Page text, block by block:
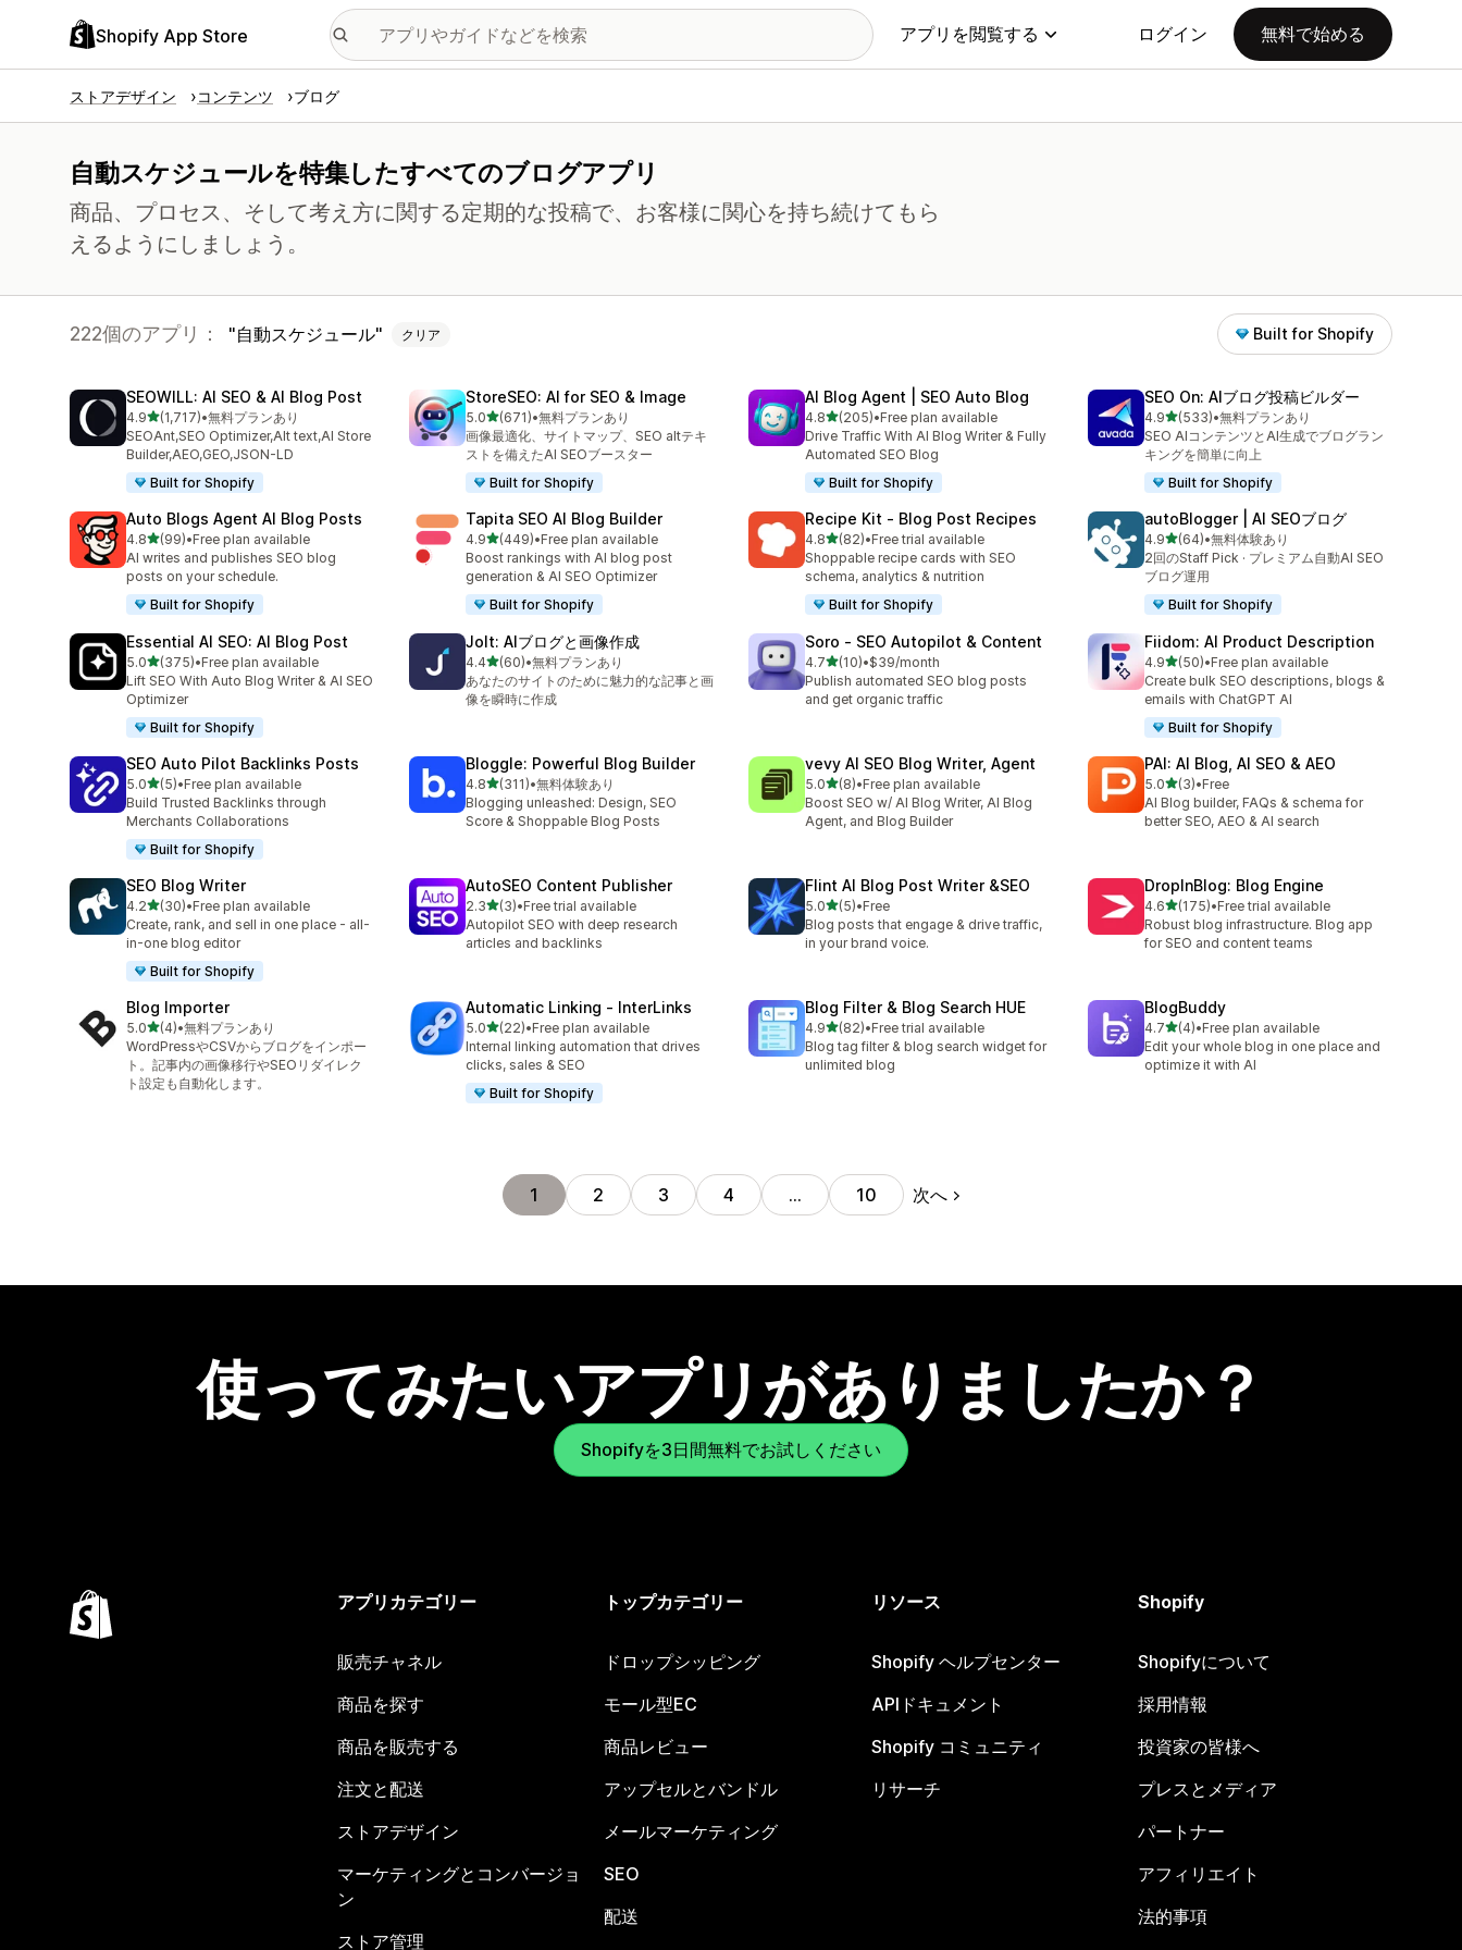
Shopify App Store アプリを閲覧する ログイン 無料で始める
ストアデザイン コンテンツ ブログ
自動スケジュールを特集したすべてのブログアプリ
商品、プロセス、そして考え方に関する定期的な投稿で、お客様に関心を持ち続けてもら
えるようにしましょう。
222個のアプリ： 自動スケジュール クリア Built for Shopify
SEOWILL: AI SEO & AI Blog Post
4.95つ星中
(1,717)
合計レビュー数：1717件
•無料プランあり
SEOAnt,SEO Optimizer,Alt text,AI Store
Builder,AEO,GEO,JSON-LD
Built for Shopify
StoreSEO: AI for SEO & Image
5.05つ星中
(671)
合計レビュー数：671件
•無料プランあり
画像最適化、サイトマップ、SEO altテキ
ストを備えたAI SEOブースター
Built for Shopify
AI Blog Agent | SEO Auto Blog
4.85つ星中
(205)
合計レビュー数：205件
•Free plan available
Drive Traffic With AI Blog Writer & Fully
Automated SEO Blog
Built for Shopify
SEO On: AIブログ投稿ビルダー
4.95つ星中
(533)
合計レビュー数：533件
•無料プランあり
SEO AIコンテンツとAI生成でブログラン
キングを簡単に向上
Built for Shopify
Auto Blogs Agent AI Blog Posts
4.85つ星中
(99)
合計レビュー数：99件
•Free plan available
AI writes and publishes SEO blog
posts on your schedule.
Built for Shopify
Tapita SEO AI Blog Builder
4.95つ星中
(449)
合計レビュー数：449件
•Free plan available
Boost rankings with AI blog post
generation & AI SEO Optimizer
Built for Shopify
Recipe Kit ‑ Blog Post Recipes
4.85つ星中
(82)
合計レビュー数：82件
•Free trial available
Shoppable recipe cards with SEO
schema, analytics & nutrition
Built for Shopify
autoBlogger | AI SEOブログ
4.95つ星中
(64)
合計レビュー数：64件
•無料体験あり
2回のStaff Pick · プレミアム自動AI SEO
ブログ運用
Built for Shopify
Essential AI SEO: AI Blog Post
5.05つ星中
(375)
合計レビュー数：375件
•Free plan available
Lift SEO With Auto Blog Writer & AI SEO
Optimizer
Built for Shopify
Jolt: AIブログと画像作成
4.45つ星中
(60)
合計レビュー数：60件
•無料プランあり
あなたのサイトのために魅力的な記事と画
像を瞬時に作成
Soro ‑ SEO Autopilot & Content
4.75つ星中
(10)
合計レビュー数：10件
•$39/month
Publish automated SEO blog posts
and get organic traffic
Fiidom: AI Product Description
4.95つ星中
(50)
合計レビュー数：50件
•Free plan available
Create bulk SEO descriptions, blogs &
emails with ChatGPT AI
Built for Shopify
SEO Auto Pilot Backlinks Posts
5.05つ星中
(5)
合計レビュー数：5件
•Free plan available
Build Trusted Backlinks through
Merchants Collaborations
Built for Shopify
Bloggle: Powerful Blog Builder
4.85つ星中
(311)
合計レビュー数：311件
•無料体験あり
Blogging unleashed: Design, SEO
Score & Shoppable Blog Posts
vevy AI SEO Blog Writer, Agent
5.05つ星中
(8)
合計レビュー数：8件
•Free plan available
Boost SEO w/ AI Blog Writer, AI Blog
Agent, and Blog Builder
PAI: AI Blog, AI SEO & AEO
5.05つ星中
(3)
合計レビュー数：3件
•Free
AI Blog builder, FAQs & schema for
better SEO, AEO & AI search
SEO Blog Writer
4.25つ星中
(30)
合計レビュー数：30件
•Free plan available
Create, rank, and sell in one place - all-
in-one blog editor
Built for Shopify
AutoSEO Content Publisher
2.35つ星中
(3)
合計レビュー数：3件
•Free trial available
Autopilot SEO with deep research
articles and backlinks
Flint AI Blog Post Writer &SEO
5.05つ星中
(5)
合計レビュー数：5件
•Free
Blog posts that engage & drive traffic,
in your brand voice.
DropInBlog: Blog Engine
4.65つ星中
(175)
合計レビュー数：175件
•Free trial available
Robust blog infrastructure. Blog app
for SEO and content teams
Blog Importer
5.05つ星中
(4)
合計レビュー数：4件
•無料プランあり
WordPressやCSVからブログをインポー
ト。記事内の画像移行やSEOリダイレク
ト設定も自動化します。
Automatic Linking ‑ InterLinks
5.05つ星中
(22)
合計レビュー数：22件
•Free plan available
Internal linking automation that drives
clicks, sales & SEO
Built for Shopify
Blog Filter & Blog Search HUE
4.95つ星中
(82)
合計レビュー数：82件
•Free trial available
Blog tag filter & blog search widget for
unlimited blog
BlogBuddy
4.75つ星中
(4)
合計レビュー数：4件
•Free plan available
Edit your whole blog in one place and
optimize it with AI
1 2 3 4 … 10 次へ
使ってみたいアプリがありましたか？
Shopifyを3日間無料でお試しください
アプリカテゴリー
販売チャネル
商品を探す
商品を販売する
注文と配送
ストアデザイン
マーケティングとコンバージョ
ン
ストア管理
トップカテゴリー
ドロップシッピング
モール型EC
商品レビュー
アップセルとバンドル
メールマーケティング
SEO
配送
リソース
Shopify ヘルプセンター
APIドキュメント
Shopify コミュニティ
リサーチ
Shopify
Shopifyについて
採用情報
投資家の皆様へ
プレスとメディア
パートナー
アフィリエイト
法的事項